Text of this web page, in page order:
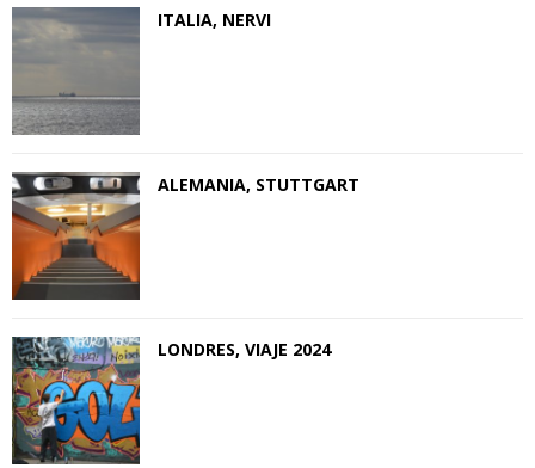
ITALIA, NERVI
ALEMANIA, STUTTGART
LONDRES, VIAJE 2024